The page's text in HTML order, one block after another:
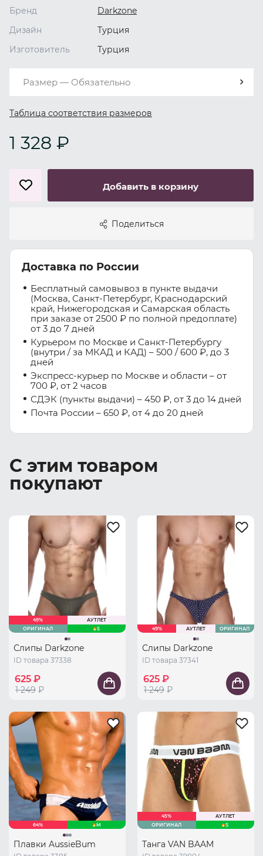
Бренд
Darkzone
Дизайн
Турция
Изготовитель
Турция
Размер — Обязательно
Таблица соответствия размеров
1 328 ₽
Добавить в корзину
Поделиться
Доставка по России
Бесплатный самовывоз в пункте выдачи
(Москва, Санкт-Петербург, Краснодарский
край, Нижегородская и Самарская область
при заказе от 2500 ₽ по полной предоплате)
от 3 до 7 дней
Курьером по Москве и Санкт-Петербургу
(внутри / за МКАД и КАД) – 500 / 600 ₽, до 3
дней
Экспресс-курьер по Москве и области – от
700 ₽, от 2 часов
СДЭК (пункты выдачи) – 450 ₽, от 3 до 14 дней
Почта России – 650 ₽, от 4 до 20 дней
С этим товаром
покупают
49%
АУТЛЕТ
ОРИГИНАЛ
S
Слипы Darkzone
ID товара 37338
625 ₽
1 249 ₽
49% АУТЛЕТ ОРИГИНАЛ
Слипы Darkzone
ID товара 37341
625 ₽
1 249 ₽
64% M
Плавки AussieBum
45%
АУТЛЕТ
ОРИГИНАЛ
S
Танга VAN BAAM